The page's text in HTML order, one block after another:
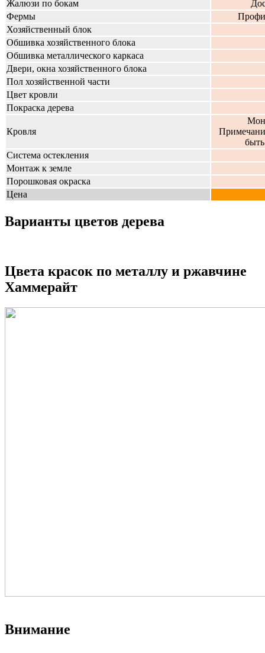
Жалюзи по бокам
Фермы
Хозяйственный блок
Обшивка хозяйственного блока
Обшивка металлического каркаса
Двери, окна хозяйственного блока
Пол хозяйственной части
Цвет кровли
Покраска дерева
Кровля
быть
Система остекления
Монтаж к земле
Порошковая окраска
Цена
Варианты цветов дерева
Цвета красок по металлу и ржавчине
Хаммерайт
Внимание